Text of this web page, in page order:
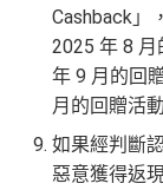
Cashback」
2025 年 8
年 9 月的回
月的回贈活
如果經判斷
惡意獲得返